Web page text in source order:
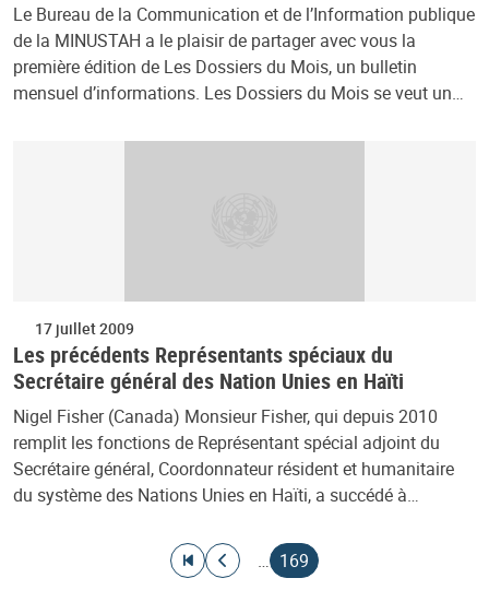
Le Bureau de la Communication et de l’Information publique
de la MINUSTAH a le plaisir de partager avec vous la
première édition de Les Dossiers du Mois, un bulletin
mensuel d’informations. Les Dossiers du Mois se veut un…
17 juillet 2009
Les précédents Représentants spéciaux du
Secrétaire général des Nation Unies en Haïti
Nigel Fisher (Canada) Monsieur Fisher, qui depuis 2010
remplit les fonctions de Représentant spécial adjoint du
Secrétaire général, Coordonnateur résident et humanitaire
du système des Nations Unies en Haïti, a succédé à…
Aller à la première page
Aller à la page précédente
…
Page courante
169